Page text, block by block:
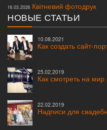
16.03.2026 Квітневий фотодрук
НОВЫЕ СТАТЬИ
10.08.2021
Как создать сайт-
25.02.2019
Как смотреть на
22.02.2019
Надписи для